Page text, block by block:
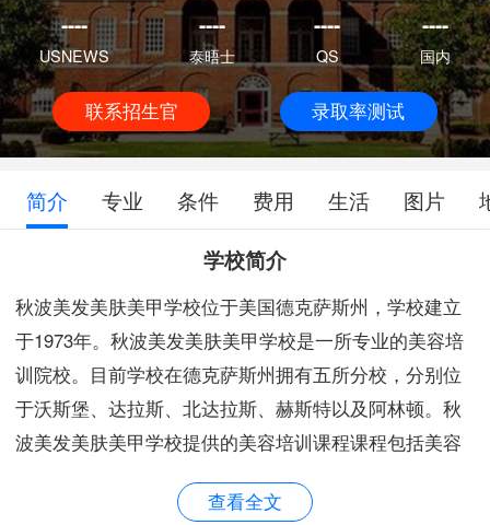
----
USNEWS
----
泰晤士
----
QS
----
国内
联系招生官 录取率测试
简介 专业 条件 费用 生活 图片
学校简介
秋波美发美肤美甲学校位于美国德克萨斯州，学校建立
于1973年。秋波美发美肤美甲学校是一所专业的美容培
训院校。目前学校在德克萨斯州拥有五所分校，分别位
于沃斯堡、达拉斯、北达拉斯、赫斯特以及阿林顿。秋
波美发美肤美甲学校提供的美容培训课程课程包括美容
师、面部按摩师以及美容指导师。 秋波美发美肤美甲学
校配备有美容美发行业经验丰富的专职教职人员，提供
查看全文